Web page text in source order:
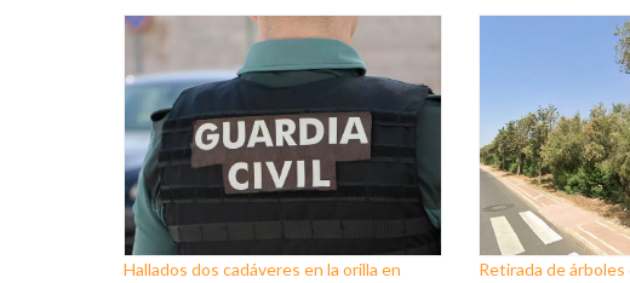
Hallados dos cadáveres en la orilla en
Retirada de árboles